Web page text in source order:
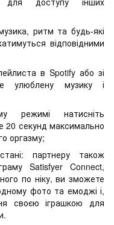
ритм та будь-які
відповідними
в Spotify або зі
улюблену музику і
режимі натисніть
20 секунд максимально
оргазму;
партнеру також
Satisfyer Connect,
по ніку, ви зможете
фото та емоджі і,
своєю іграшкою для